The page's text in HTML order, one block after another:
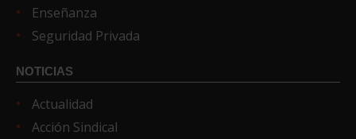
Enseñanza
Seguridad Privada
NOTICIAS
Actualidad
Acción Sindical